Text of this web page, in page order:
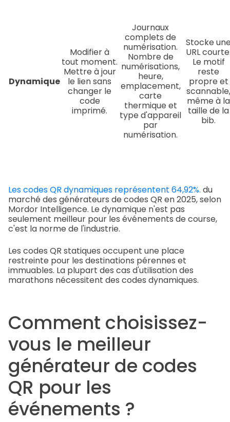
Dynamique
Modifier à
tout moment.
Mettre à jour
le lien sans
changer le
code
imprimé.
Journaux
complets de
numérisation.
Nombre de
numérisations,
heure,
emplacement,
carte
thermique et
type d'appareil
par
numérisation.
Stocke
URL
Le motif
reste
propre et
scannable,
même à la
taille de la
bib.
Les codes QR dynamiques représentent 64,92%. du
marché des générateurs de codes QR en 2025, selon
Mordor Intelligence. Le dynamique n'est pas
seulement meilleur pour les événements de course,
c'est la norme de l'industrie.
Les codes QR statiques occupent une place
restreinte pour les destinations pérennes et
immuables. La plupart des cas d'utilisation des
marathons nécessitent des codes dynamiques.
Comment choisissez-
vous le meilleur
générateur de codes
QR pour les
événements ?